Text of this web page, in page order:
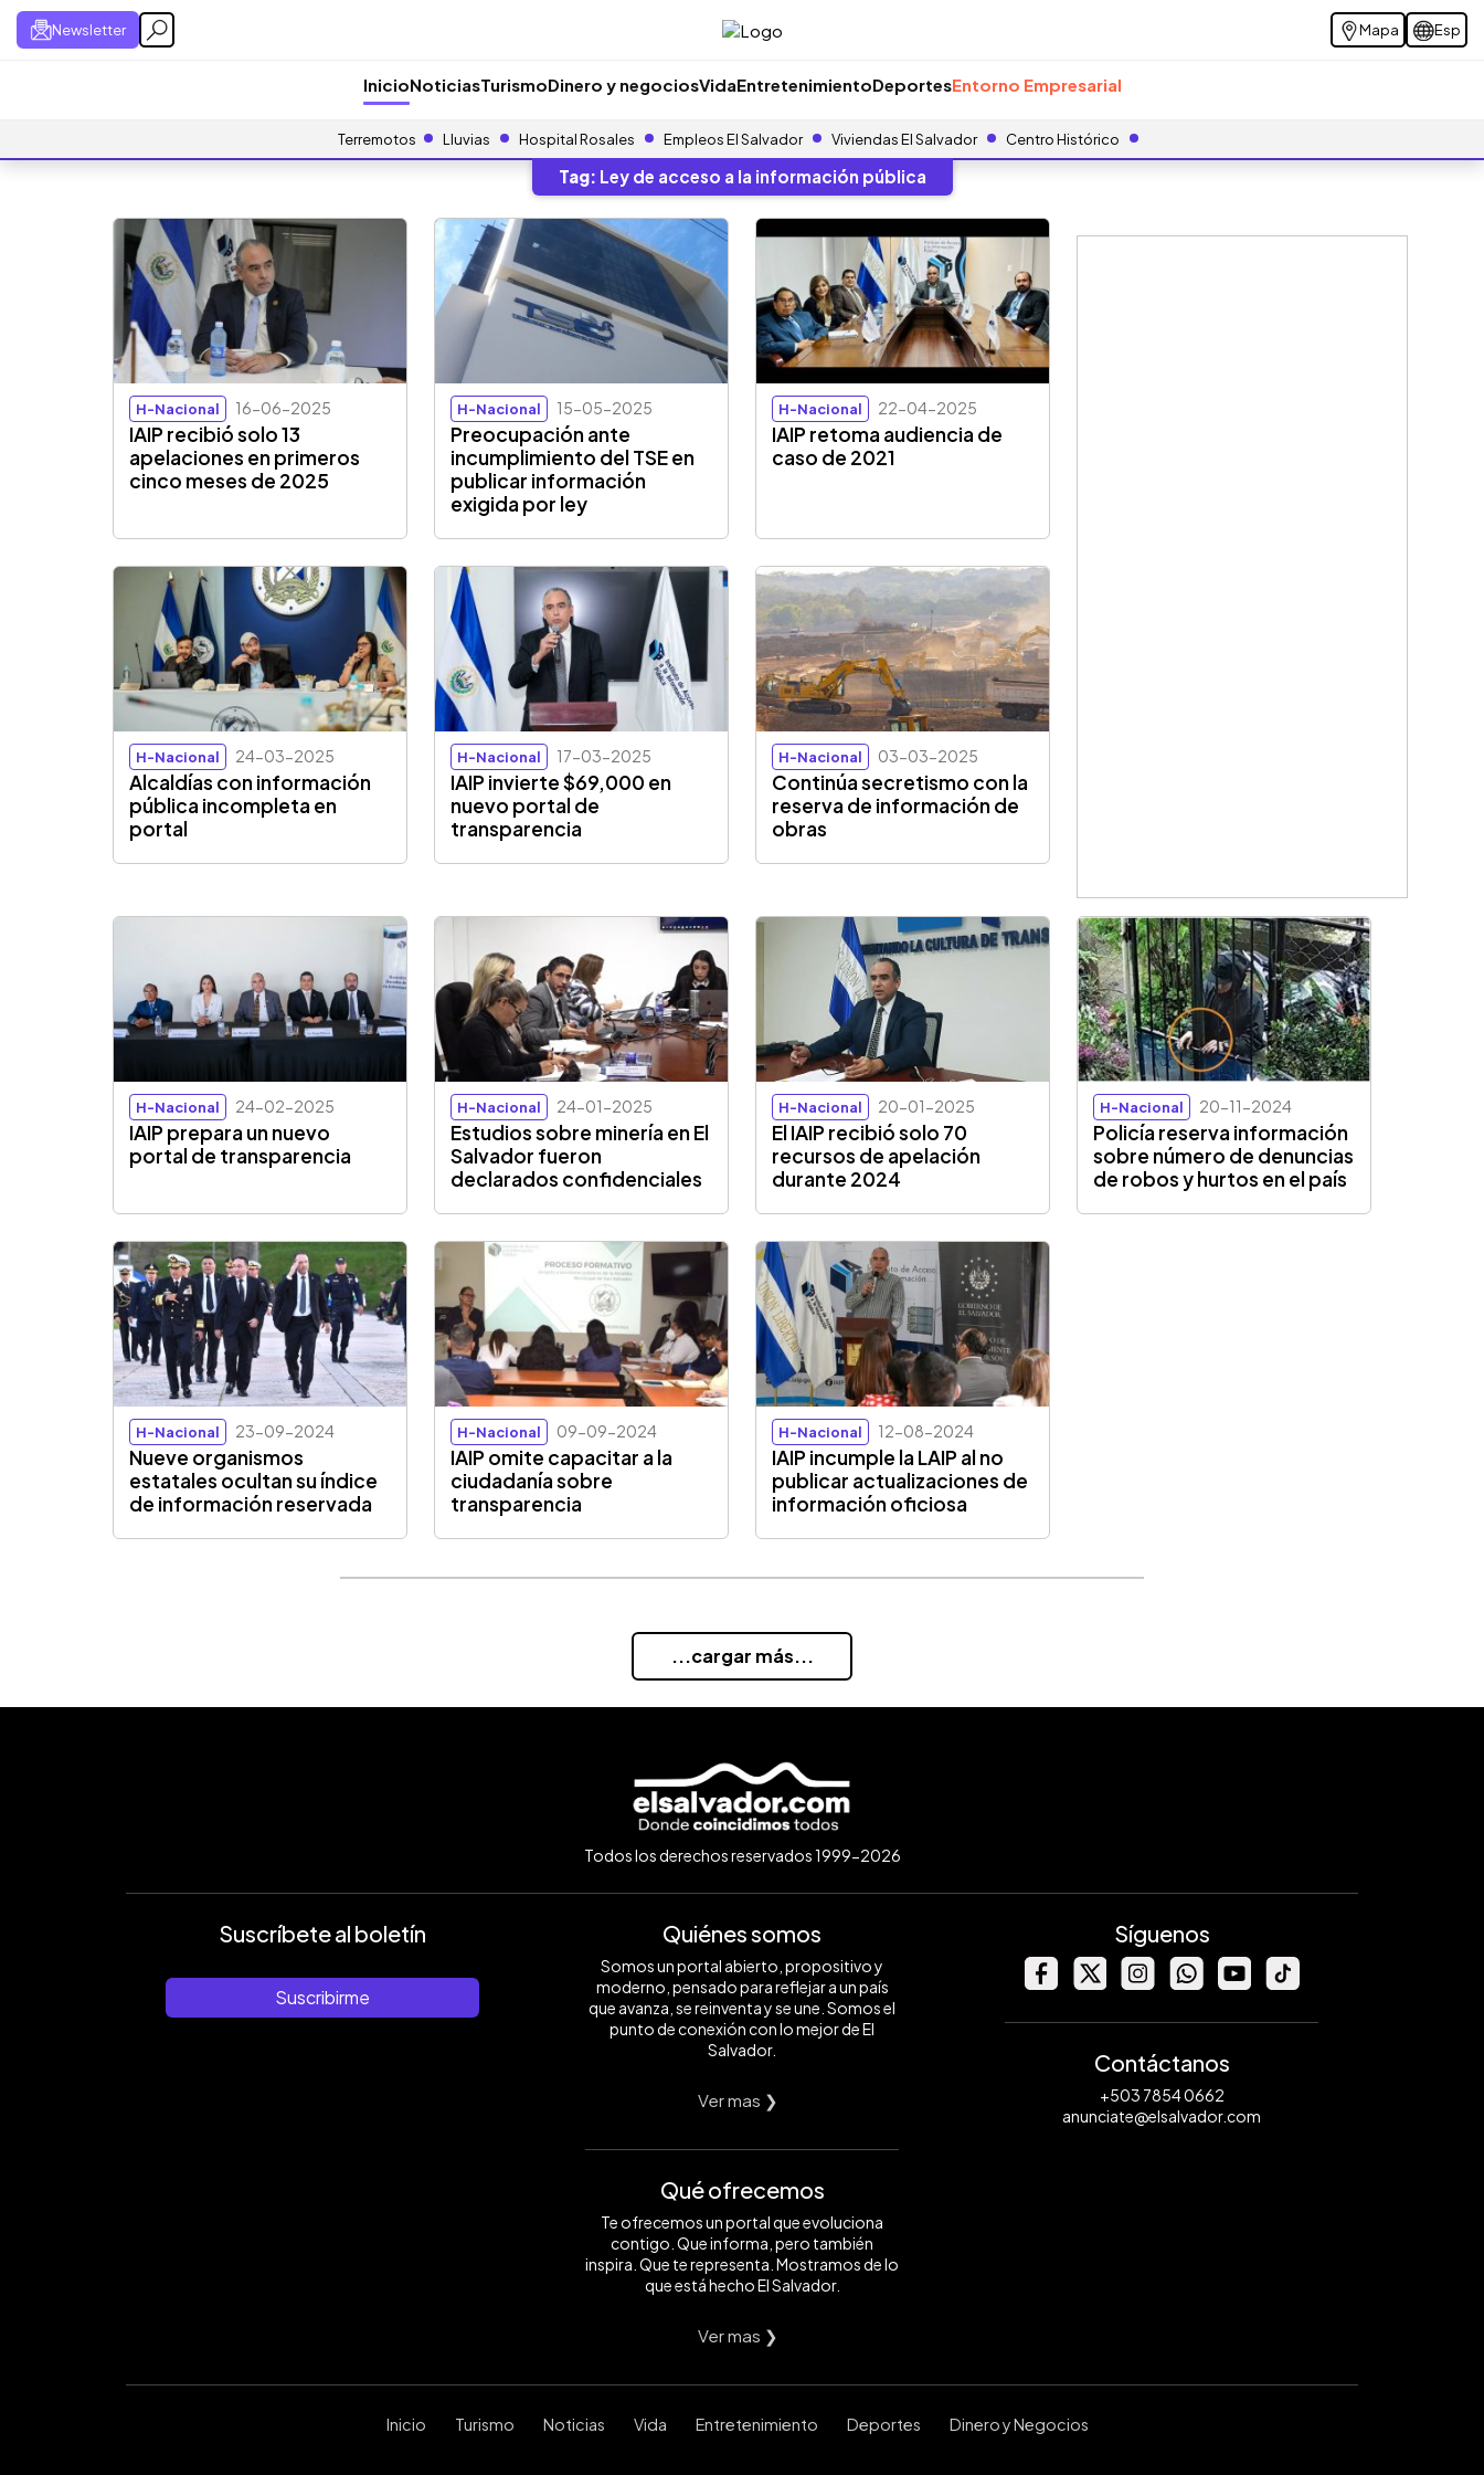
Newsletter Mapa Esp
InicioNoticiasTurismoDinero y negociosVidaEntretenimientoDeportesEntorno Empresarial
Terremotos Lluvias Hospital Rosales Empleos El Salvador Viviendas El Salvador Centro Histórico
Tag: Ley de acceso a la información pública
H-Nacional 16-06-2025
IAIP recibió solo 13
apelaciones en primeros
cinco meses de 2025
H-Nacional 15-05-2025
Preocupación ante
incumplimiento del TSE en
publicar información
exigida por ley
H-Nacional 22-04-2025
IAIP retoma audiencia de
caso de 2021
H-Nacional 24-03-2025
Alcaldías con información
pública incompleta en
portal
H-Nacional 17-03-2025
IAIP invierte $69,000 en
nuevo portal de
transparencia
H-Nacional 03-03-2025
Continúa secretismo con la
reserva de información de
obras
H-Nacional 24-02-2025
IAIP prepara un nuevo
portal de transparencia
H-Nacional 24-01-2025
Estudios sobre minería en El
Salvador fueron
declarados confidenciales
H-Nacional 20-01-2025
El IAIP recibió solo 70
recursos de apelación
durante 2024
H-Nacional 20-11-2024
Policía reserva información
sobre número de denuncias
de robos y hurtos en el país
H-Nacional 23-09-2024
Nueve organismos
estatales ocultan su índice
de información reservada
H-Nacional 09-09-2024
IAIP omite capacitar a la
ciudadanía sobre
transparencia
H-Nacional 12-08-2024
IAIP incumple la LAIP al no
publicar actualizaciones de
información oficiosa
...cargar más...
Todos los derechos reservados 1999-2026
Suscríbete al boletín
Suscribirme
Quiénes somos
Somos un portal abierto, propositivo y
moderno, pensado para reflejar a un país
que avanza, se reinventa y se une. Somos el
punto de conexión con lo mejor de El
Salvador.
Ver mas ❯
Qué ofrecemos
Te ofrecemos un portal que evoluciona
contigo. Que informa, pero también
inspira. Que te representa. Mostramos de lo
que está hecho El Salvador.
Ver mas ❯
Síguenos
Contáctanos
+503 7854 0662
anunciate@elsalvador.com
Inicio Turismo Noticias Vida Entretenimiento Deportes Dinero y Negocios